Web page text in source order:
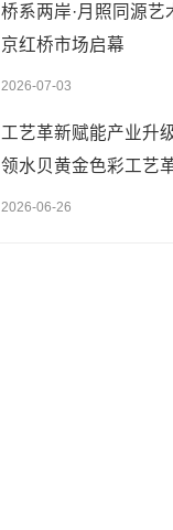
桥系两岸·月照同源艺
京红桥市场启幕
2026-07-03
工艺革新赋能产业升
领水贝黄金色彩工艺
2026-06-26